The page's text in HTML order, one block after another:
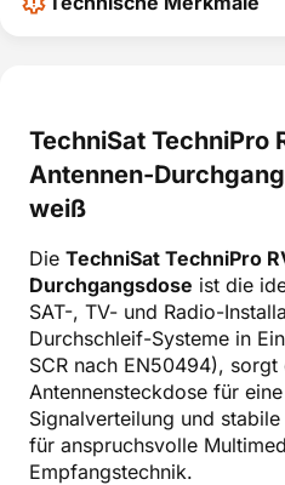
TechniSat TechniPro
Antennen-
weiß
Die TechniSat TechniPro
Durchgangsdose ist die
SAT-, TV- und Radio-
Durchschleif-Systeme in
SCR nach EN50494), sorgt
Antennensteckdose für
Signalverteilung und
für anspruchsvolle
Empfangstechnik.